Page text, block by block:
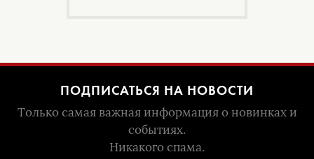
ПОДПИСАТЬСЯ НА НОВОСТИ
Только самая важная информация о новинках и
событиях.
Никакого спама.